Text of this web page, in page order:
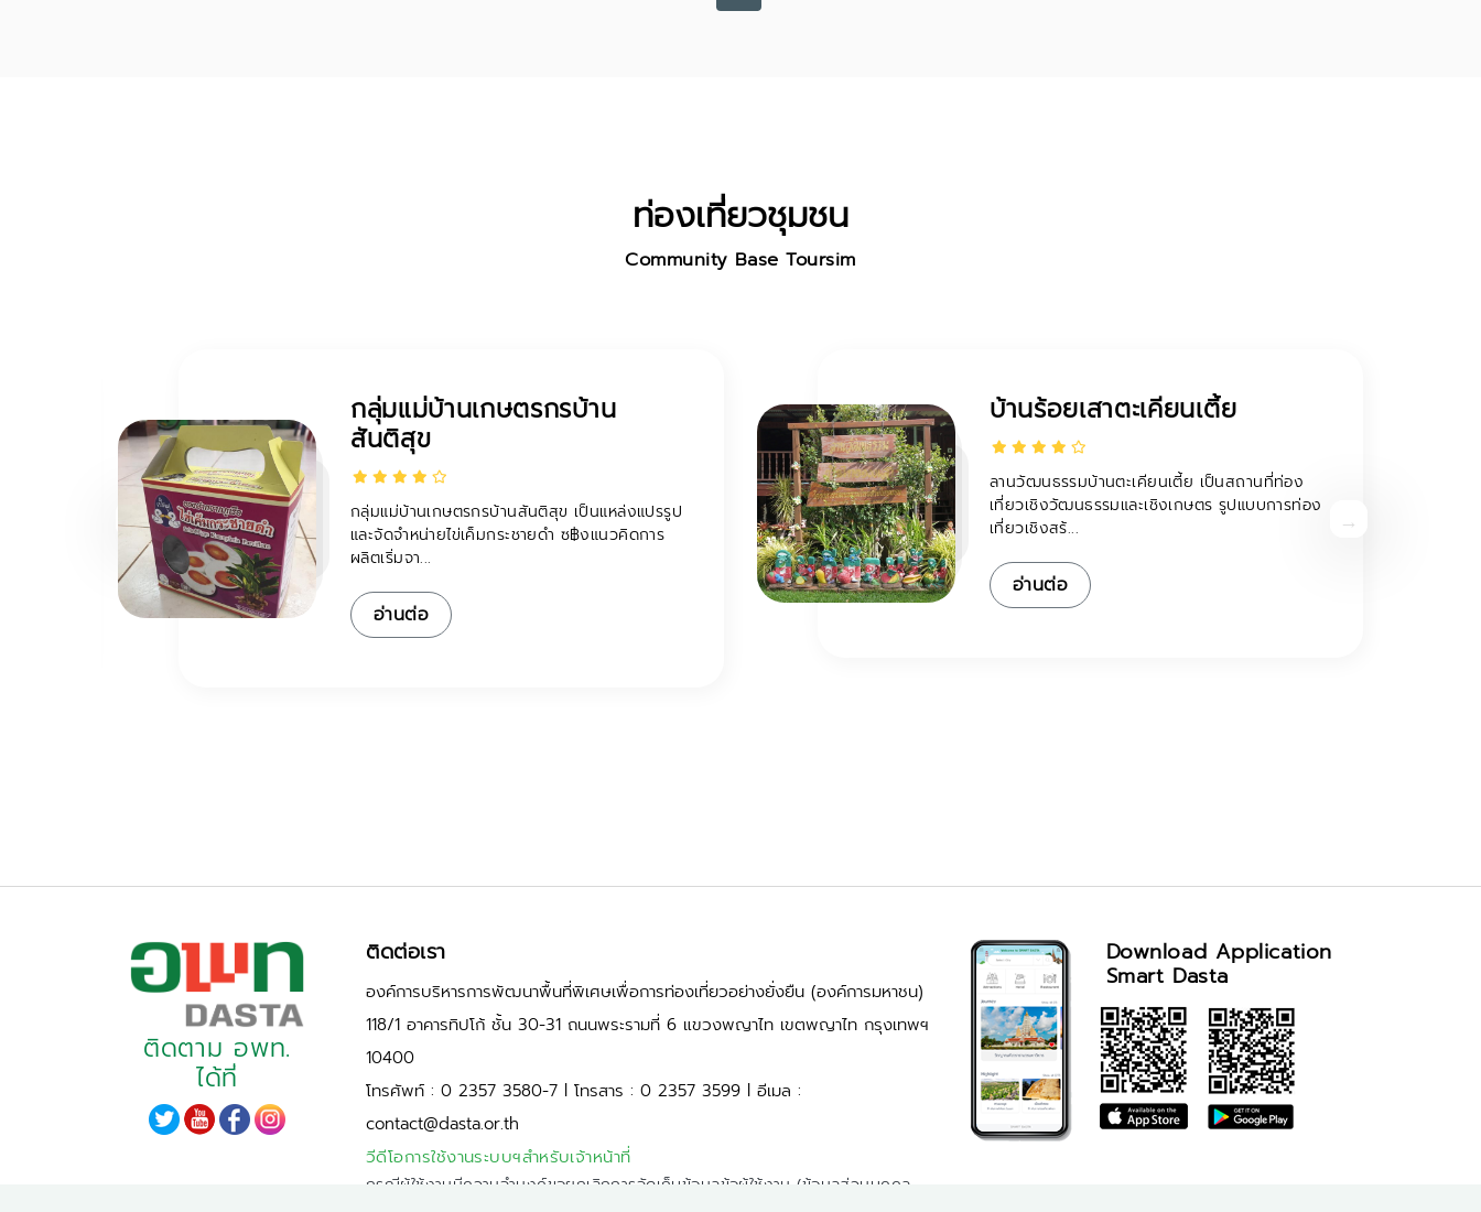
ท่องเที่ยวชุมชน
Community Base Toursim
ท่าน้ำหัวนอน ลำปำ
เป็นชุมชนเกษตรกรรม และชุมชนริมน้ำ บริเวณ
ชุมชนเริ่มต้นจากบริเวณริมคลองลำปำขยายตัวออก
มาจนถึงถนนใหญ่ของ...
อ่านต่อ
กลุ่มเครื่องปั้นดินเผาสังคโลก
บ้านเกาะน้อย
เป็นกลุ่มชาวบ้านบ้านเกาะน้อยที่ผลิตเครื่องปั้น ดิน
เผาเพื่อจำหน่ายเป็นของที่ระลึก ผู้มาเยือนสามารถ
เรี...
อ่านต่อ
ติดตาม อพท.
ได้ที่
ติดต่อเรา
องค์การบริหารการพัฒนาพื้นที่พิเศษเพื่อการท่องเที่ยวอย่างยั่งยืน (องค์การมหาชน)
118/1 อาคารทิปโก้ ชั้น 30-31 ถนนพระรามที่ 6 แขวงพญาไท เขตพญาไท กรุงเทพฯ
10400
โทรศัพท์ : 0 2357 3580-7 l โทรสาร : 0 2357 3599 l อีเมล :
contact@dasta.or.th
วีดีโอการใช้งานระบบฯสำหรับเจ้าหน้าที่
กรณีผู้ใช้งานมีความจำนงค์ขอยกเลิกการจัดเก็บข้อมูลข้อผู้ใช้งาน (ข้อมูลส่วนบุคคล
Download Application
Smart Dasta